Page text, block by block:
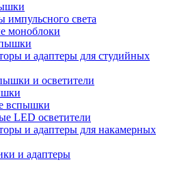
импульсного света
моноблоки
и адаптеры для студийных
и осветители
вспышки
LED осветители
и адаптеры для накамерных
и адаптеры